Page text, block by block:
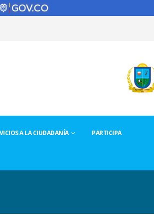
A LA CIUDADANÍA PARTICIPA